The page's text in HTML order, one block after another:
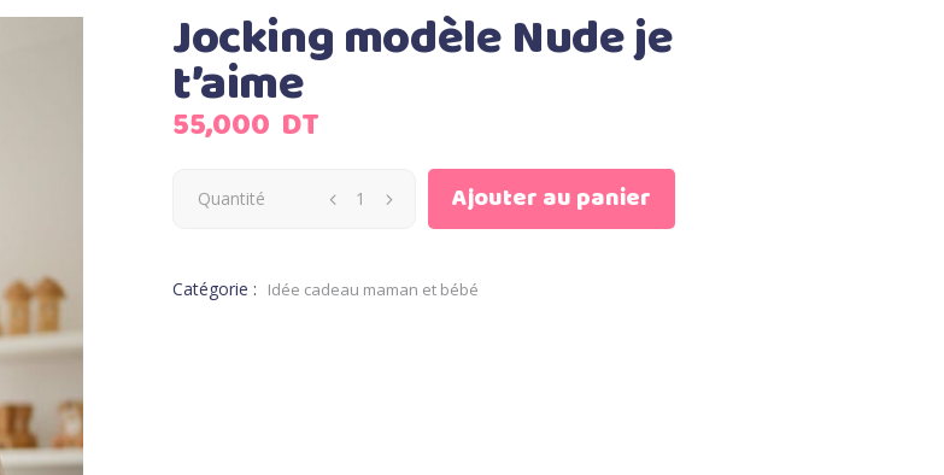
Jocking modèle Nude je
t’aime
55,000 DT
Quantité Ajouter au panier
Catégorie : Idée cadeau maman et bébé